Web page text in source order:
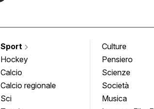
Sport
Hockey
Calcio
Calcio regionale
Sci
Culture
Pensiero
Scienze
Società
Musica